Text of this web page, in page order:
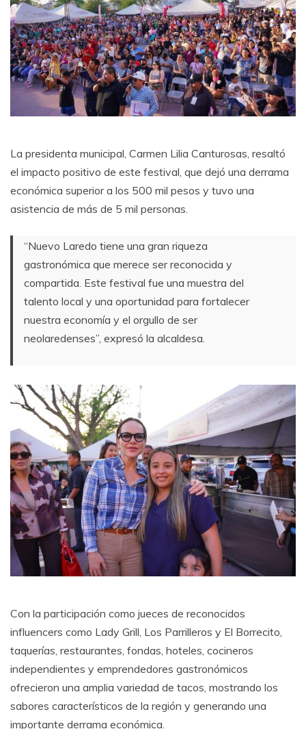
La presidenta municipal, Carmen Lilia Canturosas, resaltó
el impacto positivo de este festival, que dejó una derrama
económica superior a los 500 mil pesos y tuvo una
asistencia de más de 5 mil personas.
“Nuevo Laredo tiene una gran riqueza
gastronómica que merece ser reconocida y
compartida. Este festival fue una muestra del
talento local y una oportunidad para fortalecer
nuestra economía y el orgullo de ser
neolaredenses”, expresó la alcaldesa.
Con la participación como jueces de reconocidos
influencers como Lady Grill, Los Parrilleros y El Borrecito,
taquerías, restaurantes, fondas, hoteles, cocineros
independientes y emprendedores gastronómicos
ofrecieron una amplia variedad de tacos, mostrando los
sabores característicos de la región y generando una
importante derrama económica.